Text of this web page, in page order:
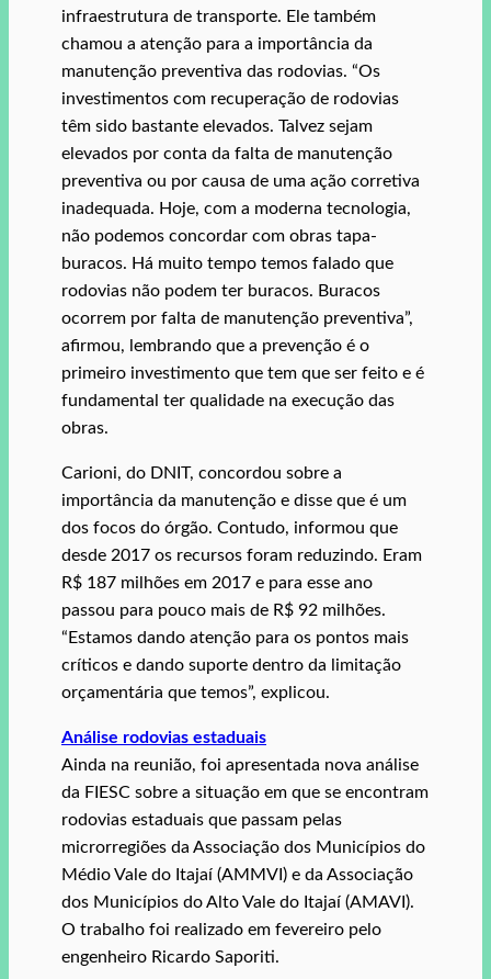
infraestrutura de transporte. Ele também
chamou a atenção para a importância da
manutenção preventiva das rodovias. “Os
investimentos com recuperação de rodovias
têm sido bastante elevados. Talvez sejam
elevados por conta da falta de manutenção
preventiva ou por causa de uma ação corretiva
inadequada. Hoje, com a moderna tecnologia,
não podemos concordar com obras tapa-
buracos. Há muito tempo temos falado que
rodovias não podem ter buracos. Buracos
ocorrem por falta de manutenção preventiva”,
afirmou, lembrando que a prevenção é o
primeiro investimento que tem que ser feito e é
fundamental ter qualidade na execução das
obras.
Carioni, do DNIT, concordou sobre a
importância da manutenção e disse que é um
dos focos do órgão. Contudo, informou que
desde 2017 os recursos foram reduzindo. Eram
R$ 187 milhões em 2017 e para esse ano
passou para pouco mais de R$ 92 milhões.
“Estamos dando atenção para os pontos mais
críticos e dando suporte dentro da limitação
orçamentária que temos”, explicou.
Análise rodovias estaduais
Ainda na reunião, foi apresentada nova análise
da FIESC sobre a situação em que se encontram
rodovias estaduais que passam pelas
microrregiões da Associação dos Municípios do
Médio Vale do Itajaí (AMMVI) e da Associação
dos Municípios do Alto Vale do Itajaí (AMAVI).
O trabalho foi realizado em fevereiro pelo
engenheiro Ricardo Saporiti.